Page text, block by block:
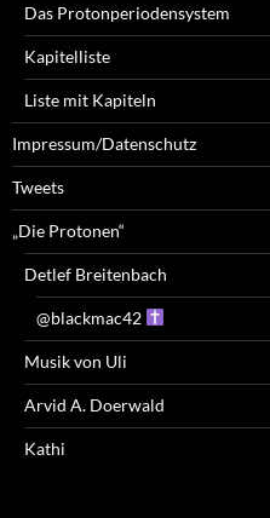
Das Protonperiodensystem
Kapitelliste
Liste mit Kapiteln
Impressum/Datenschutz
Tweets
„Die Protonen“
Detlef Breitenbach
@blackmac42
Musik von Uli
Arvid A. Doerwald
Kathi